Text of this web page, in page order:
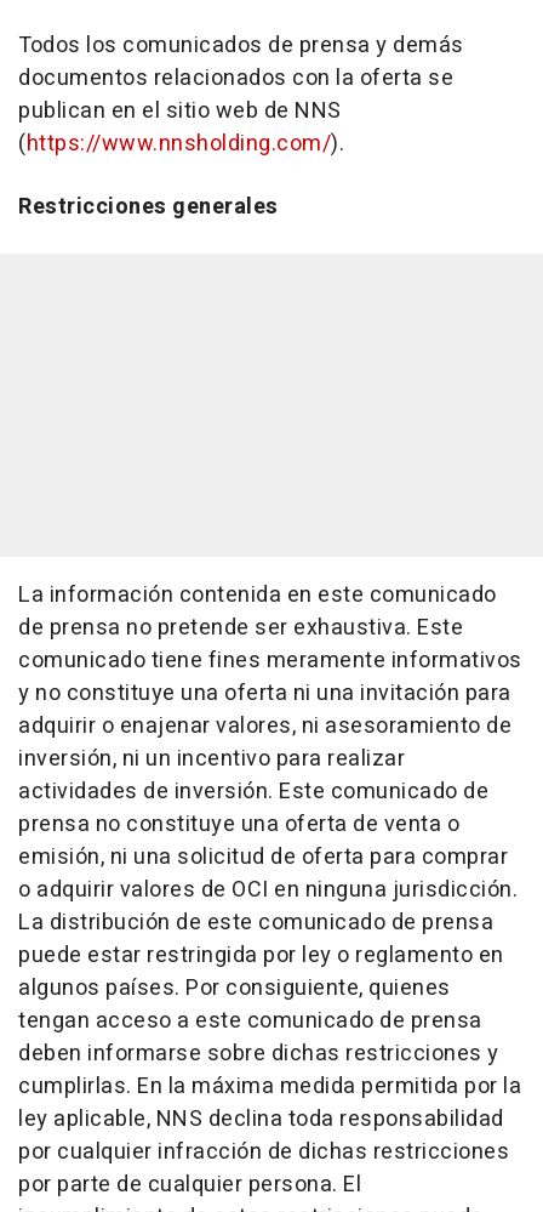
Todos los comunicados de prensa y demás
documentos relacionados con la oferta se
publican en el sitio web de NNS
(https://www.nnsholding.com/).
Restricciones generales
La información contenida en este comunicado
de prensa no pretende ser exhaustiva. Este
comunicado tiene fines meramente informativos
y no constituye una oferta ni una invitación para
adquirir o enajenar valores, ni asesoramiento de
inversión, ni un incentivo para realizar
actividades de inversión. Este comunicado de
prensa no constituye una oferta de venta o
emisión, ni una solicitud de oferta para comprar
o adquirir valores de OCI en ninguna jurisdicción.
La distribución de este comunicado de prensa
puede estar restringida por ley o reglamento en
algunos países. Por consiguiente, quienes
tengan acceso a este comunicado de prensa
deben informarse sobre dichas restricciones y
cumplirlas. En la máxima medida permitida por la
ley aplicable, NNS declina toda responsabilidad
por cualquier infracción de dichas restricciones
por parte de cualquier persona. El